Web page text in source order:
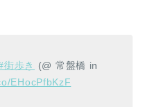
街歩き
(@ 常盤橋 in
EHocPfbKzF